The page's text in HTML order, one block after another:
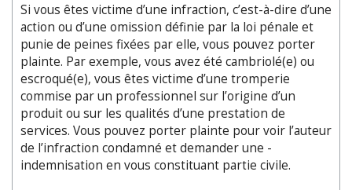
Si vous êtes victime d’une infraction, c’est-à-dire d’une
action ou d’une omission définie par la loi pénale et
punie de peines fixées par elle, vous pouvez porter
plainte. Par exemple, vous avez été cambriolé(e) ou
escroqué(e), vous êtes victime d’une tromperie
commise par un professionnel sur l’origine d’un
produit ou sur les qualités d’une prestation de
services. Vous pouvez porter plainte pour voir l’auteur
de l’infraction condamné et demander une ­
indemnisation en vous constituant partie civile.